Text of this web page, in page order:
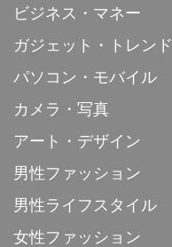
ビジネス・マネー
ガジェット・トレンド
パソコン・モバイル
カメラ・写真
アート・デザイン
男性ファッション
男性ライフスタイル
女性ファッション